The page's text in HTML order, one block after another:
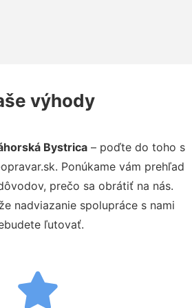
výhody
Bystrica– poďte do toho s
Ponúkame vám prehľad
prečo sa obrátiť na nás.
nadviazanie spolupráce s nami
ľutovať.